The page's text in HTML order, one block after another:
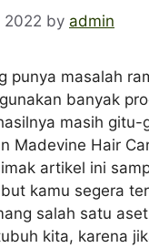
2022 by admin
punya masalah
banyak
masih gitu-
Madevine Hair
artikel ini
kamu segera
salah satu
kita, karena